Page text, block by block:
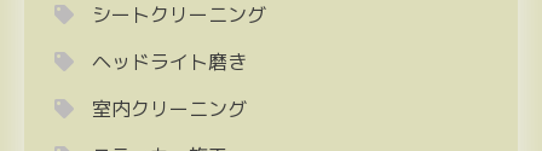
シートクリーニング
ヘッドライト磨き
室内クリーニング